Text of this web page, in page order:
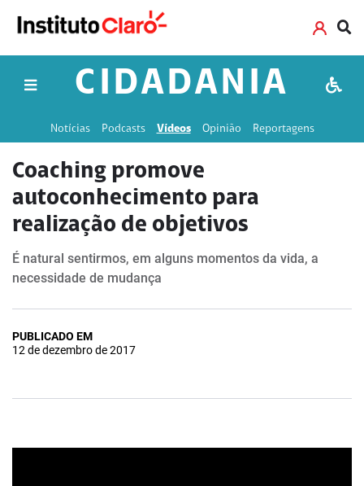
CIDADANIA
Notícias Podcasts Vídeos Opinião Reportagens
Coaching promove
autoconhecimento para
realização de objetivos
É natural sentirmos, em alguns momentos da vida, a
necessidade de mudança
PUBLICADO EM
12 de dezembro de 2017